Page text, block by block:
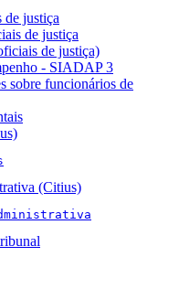
de justiça
de justiça
de justiça)
- SIADAP 3
sobre funcionários de
(Citius)